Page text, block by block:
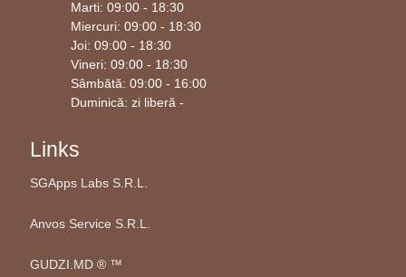
Marti: 09:00 - 18:30
Miercuri: 09:00 - 18:30
Joi: 09:00 - 18:30
Vineri: 09:00 - 18:30
Sâmbătă: 09:00 - 16:00
Duminică: zi liberă -
Links
SGApps Labs S.R.L.
Anvos Service S.R.L.
GUDZI.MD ®️ ™️